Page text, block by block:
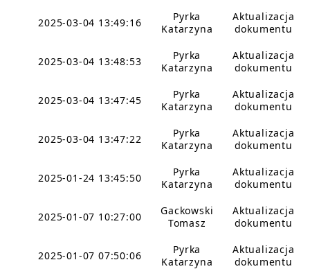
2025-03-04 13:49:16
Pyrka
Katarzyna
Aktualizacja
dokumentu
2025-03-04 13:48:53
Pyrka
Katarzyna
Aktualizacja
dokumentu
2025-03-04 13:47:45
Pyrka
Katarzyna
Aktualizacja
dokumentu
2025-03-04 13:47:22
Pyrka
Katarzyna
Aktualizacja
dokumentu
2025-01-24 13:45:50
Pyrka
Katarzyna
Aktualizacja
dokumentu
2025-01-07 10:27:00
Gackowski
Tomasz
Aktualizacja
dokumentu
2025-01-07 07:50:06
Pyrka
Katarzyna
Aktualizacja
dokumentu